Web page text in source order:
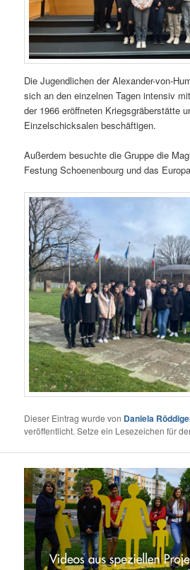
Die Jugendlichen der Alexander-von-
sich an den einzelnen Tagen intensiv
der 1966 eröffneten Kriegsgräberstätte
Einzelschicksalen beschäftigen.
Außerdem besuchte die Gruppe die
Festung Schoenenbourg und das
Dieser Eintrag wurde von Daniela
veröffentlicht. Setze ein Lesezeichen für